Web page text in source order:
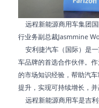
远程新能源商用车集团
行业务副总裁Jasmmine
安利捷汽车（国际）是
车品牌的首选合作伙伴。
的市场知识经验，帮助汽
提升，实现可持续增长，并
远程新能源商用车是吉